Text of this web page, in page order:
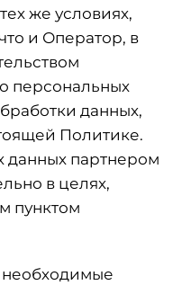
же условиях,
и Оператор, в
персональных
данных,
Политике.
данных партнером
в целях,
пунктом
необходимые